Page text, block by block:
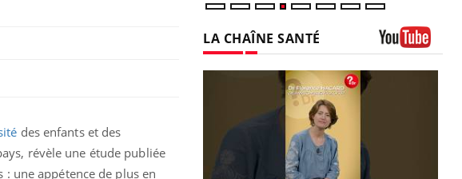
des enfants et des
révèle une étude publiée
: une appétence de plus en
LA CHAÎNE SANTÉ